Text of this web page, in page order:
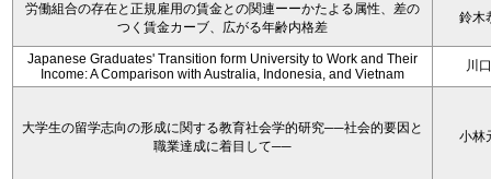
労働組合の存在と正規雇用の賃金との関連ーーかたよる属性、差の
つく賃金カーブ、広がる年齢内格差
鈴木
Japanese Graduates' Transition form University to Work and Their
Income: A Comparison with Australia, Indonesia, and Vietnam
川
大学生の留学志向の形成に関する教育社会学的研究──社会的要因と
職業達成に着目して──
小林